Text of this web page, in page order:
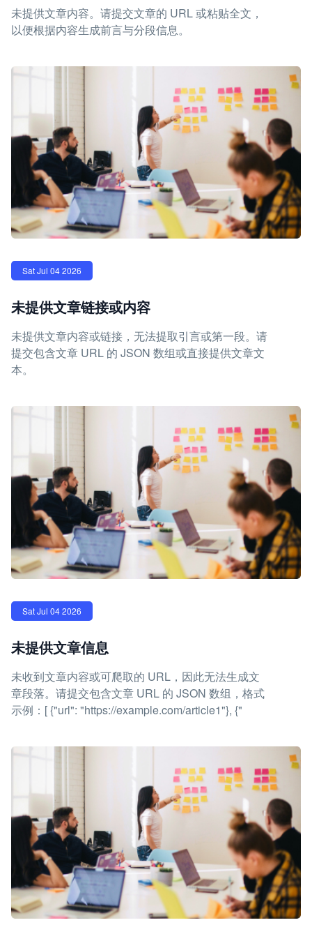
未提供文章内容。请提交文章的 URL 或粘贴全文，
以便根据内容生成前言与分段信息。
Sat Jul 04 2026
未提供文章链接或内容
未提供文章内容或链接，无法提取引言或第一段。请
提交包含文章 URL 的 JSON 数组或直接提供文章文
本。
Sat Jul 04 2026
未提供文章信息
未收到文章内容或可爬取的 URL，因此无法生成文
章段落。请提交包含文章 URL 的 JSON 数组，格式
示例：[ {"url": "https://example.com/article1"}, {"